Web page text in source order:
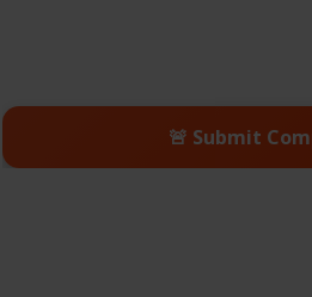
🚨 Submit